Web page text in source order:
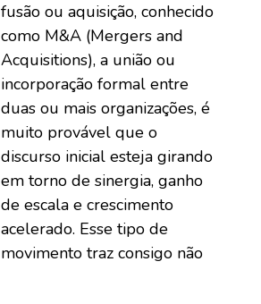
fusão ou aquisição, conhecido
como M&A (Mergers and
Acquisitions), a união ou
incorporação formal entre
duas ou mais organizações, é
muito provável que o
discurso inicial esteja girando
em torno de sinergia, ganho
de escala e crescimento
acelerado. Esse tipo de
movimento traz consigo não